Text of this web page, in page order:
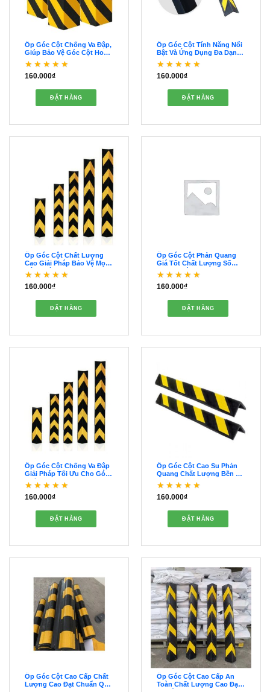
Ốp Góc Cột Chống Va Đập,
Giúp Bảo Vệ Góc Cột Hoàn
Hảo – OOGC00049
Được xếp hạng
160.000₫
ĐẶT HÀNG
Ốp Góc Cột Tính Năng Nổi
Bật Và Ứng Dụng Đa Dạng
– OOGC00048
Được xếp hạng
160.000₫
ĐẶT HÀNG
Ốp Góc Cột Chất Lượng
Cao Giải Pháp Bảo Vệ Mọi
Công Trình – OOGC00047
Được xếp hạng
160.000₫
ĐẶT HÀNG
Ốp Góc Cột Phản Quang
Giá Tốt Chất Lượng Số
Lượng Lớn – OOGC00046
Được xếp hạng
160.000₫
ĐẶT HÀNG
Ốp Góc Cột Chống Va Đập
Giải Pháp Tối Ưu Cho Góc
Tường – OOGC00045
Được xếp hạng
160.000₫
ĐẶT HÀNG
Ốp Góc Cột Cao Su Phản
Quang Chất Lượng Bền Bỉ
– OOGC00044
Được xếp hạng
160.000₫
ĐẶT HÀNG
Ốp Góc Cột Cao Cấp Chất
Lượng Cao Đạt Chuẩn Quy
Ốp Góc Cột Cao Cấp An
Toàn Chất Lượng Cao Đạt